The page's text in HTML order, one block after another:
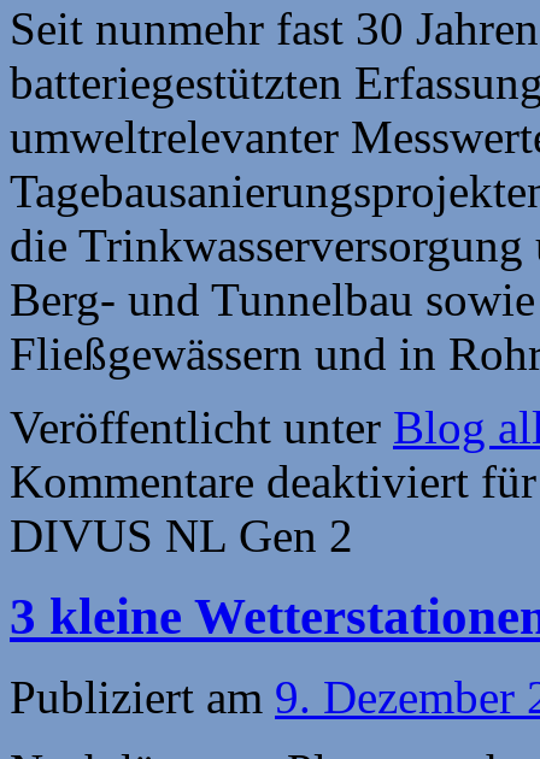
Seit nunmehr fast 30
batteriegestützten
umweltrelevanter
die
Berg- und Tunnelbau
Fließgewässern und in
Veröffentlicht unter Blog
Kommentare deaktiviert
DIVUS NL Gen 2
3 kleine
Publiziert am 9. Dezember